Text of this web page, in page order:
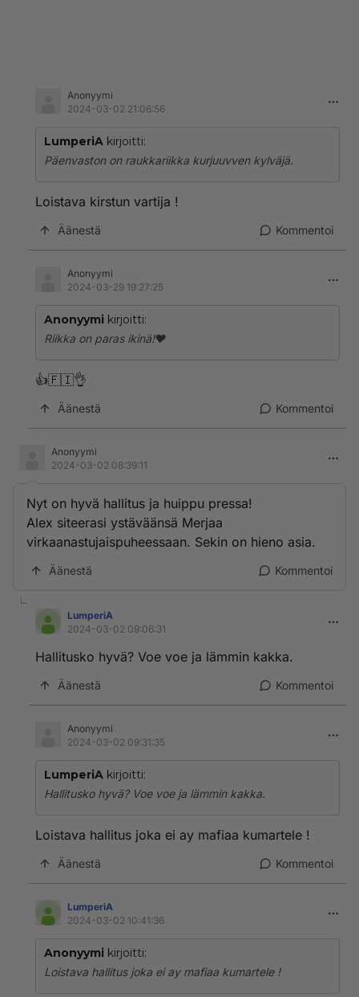
Anonyymi
2024-03-02 21:06:56
LumperiA kirjoitti:
Päenvaston on raukkariikka kurjuuvven kylväjä.
Loistava kirstun vartija !
Äänestä Kommentoi
Anonyymi
2024-03-29 19:27:25
Anonyymi kirjoitti:
Riikka on paras ikinä!❤️
👍🇫🇮👌
Äänestä Kommentoi
Anonyymi
2024-03-02 08:39:11
Nyt on hyvä hallitus ja huippu pressa!
Alex siteerasi ystäväänsä Merjaa
virkaanastujaispuheessaan. Sekin on hieno asia.
Äänestä Kommentoi
LumperiA
2024-03-02 09:06:31
Hallitusko hyvä? Voe voe ja lämmin kakka.
Äänestä Kommentoi
Anonyymi
2024-03-02 09:31:35
LumperiA kirjoitti:
Hallitusko hyvä? Voe voe ja lämmin kakka.
Loistava hallitus joka ei ay mafiaa kumartele !
Äänestä Kommentoi
LumperiA
2024-03-02 10:41:36
Anonyymi kirjoitti:
Loistava hallitus joka ei ay mafiaa kumartele !